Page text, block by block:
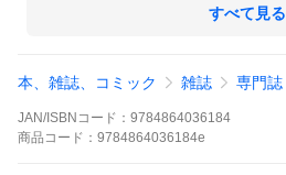
すべて見る
本、雑誌、コミック 雑誌 専門誌
JAN/ISBNコード： 9784864036184
商品 コード： 9784864036184e